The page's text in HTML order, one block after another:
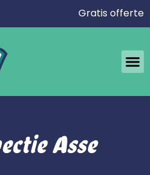
Gratis offerte
Asse